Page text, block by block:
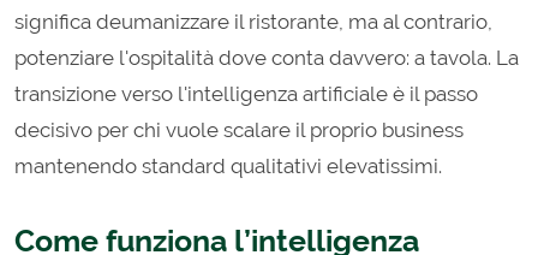
significa deumanizzare il ristorante, ma al contrario,
potenziare l'ospitalità dove conta davvero: a tavola. La
transizione verso l'intelligenza artificiale è il passo
decisivo per chi vuole scalare il proprio business
mantenendo standard qualitativi elevatissimi.
Come funziona l’intelligenza